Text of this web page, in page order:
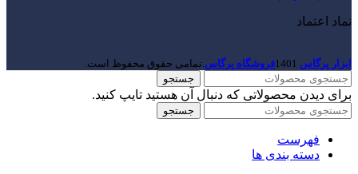
نماد اعتماد
ابزار پرگاس 1401فروشگاه پرگاس .تمامی حقوق محفوظ است.
جستجو
برای دیدن محصولاتی که دنبال آن هستید تایپ کنید.
جستجو
فهرست
دسته بندی ها